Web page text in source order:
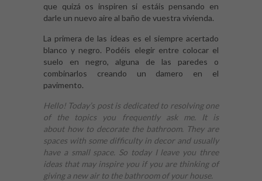
que quizá os inspiren si estáis pensando en
darle un nuevo aire al baño de vuestra vivienda.
La primera de las ideas es el siempre acertado
blanco y negro. Podéis elegir entre colocar el
suelo en negro, alguna de las paredes o
combinarlos creando un damero en el
pavimento.
Hello! Today’s post is dedicated to resolving one
of the topics you frequently ask me. It is
about how to decorate the bathroom. They are
spaces with some difficulty in decor and usually
have a small space. So today I leave you three
ideas that may inspire you if you are thinking of
giving a new air to the bathroom of your house.